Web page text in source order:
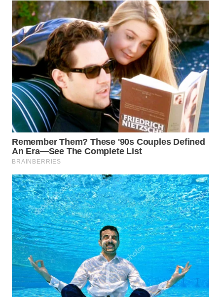
MADURA
WN
SURABAYA
WN
NATUNA
WN
BINTAN
WN
MANDALIKA
WN
LIKUPANG
WN
LABUANBAJO
WN
BORNEO
Wahana
Media